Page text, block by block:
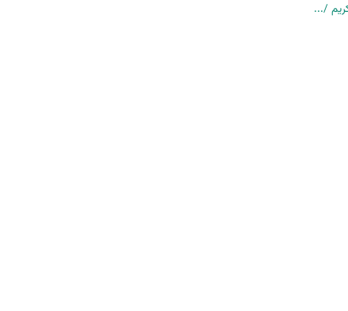
/...